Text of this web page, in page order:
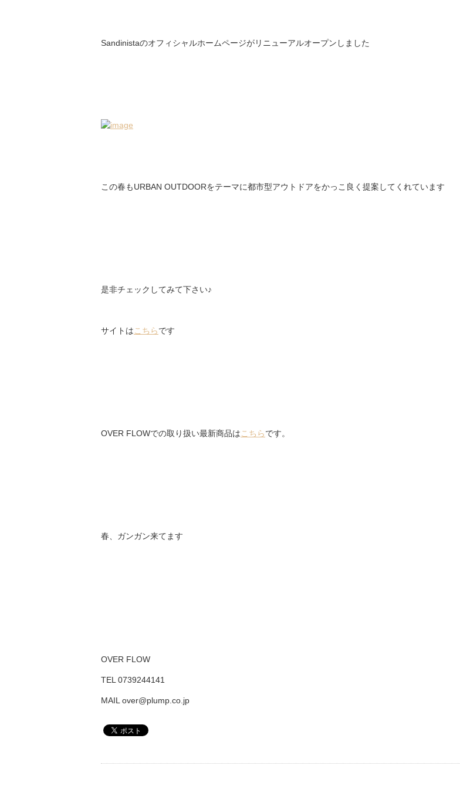
Sandinistaのオフィシャルホームページがリニューアルオープンしました
この春もURBAN OUTDOORをテーマに都市型アウトドアをかっこ良く提案してくれています
是非チェックしてみて下さい♪
サイトは こちらです
OVER FLOWでの取り扱い最新商品は こちらです。
春、ガンガン来てます
OVER FLOW
TEL 0739244141
MAIL over@plump.co.jp